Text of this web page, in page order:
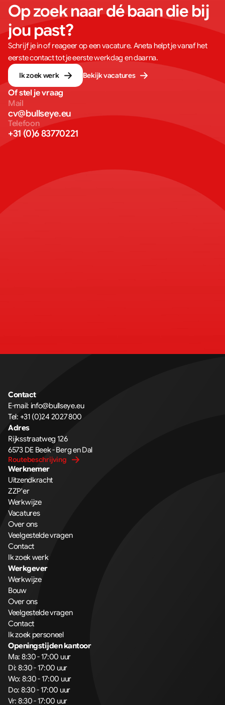
Op zoek naar dé baan die bij
jou past?
Schrijf je in of reageer op een vacature. Aneta helpt je vanaf het
eerste contact tot je eerste werkdag en daarna.
Ik zoek werk
Bekijk vacatures
Of stel je vraag
Mail
cv@bullseye.eu
Telefoon
+31 (0)6 83770221
Contact
E-mail: info@bullseye.eu
Tel: +31 (0)24 2027 800
Adres
Rijksstraatweg 126
6573 DE Beek - Berg en Dal
Routebeschrijving
Werknemer
Uitzendkracht
ZZP'er
Werkwijze
Vacatures
Over ons
Veelgestelde vragen
Contact
Ik zoek werk
Werkgever
Werkwijze
Bouw
Over ons
Veelgestelde vragen
Contact
Ik zoek personeel
Openingstijden kantoor
Ma: 8:30 - 17:00 uur
Di: 8:30 - 17:00 uur
Wo: 8:30 - 17:00 uur
Do: 8:30 - 17:00 uur
Vr: 8:30 - 17:00 uur